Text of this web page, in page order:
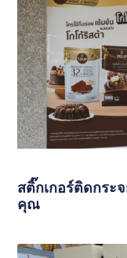
สติ๊กเกอร์ติดกระ
คุณ